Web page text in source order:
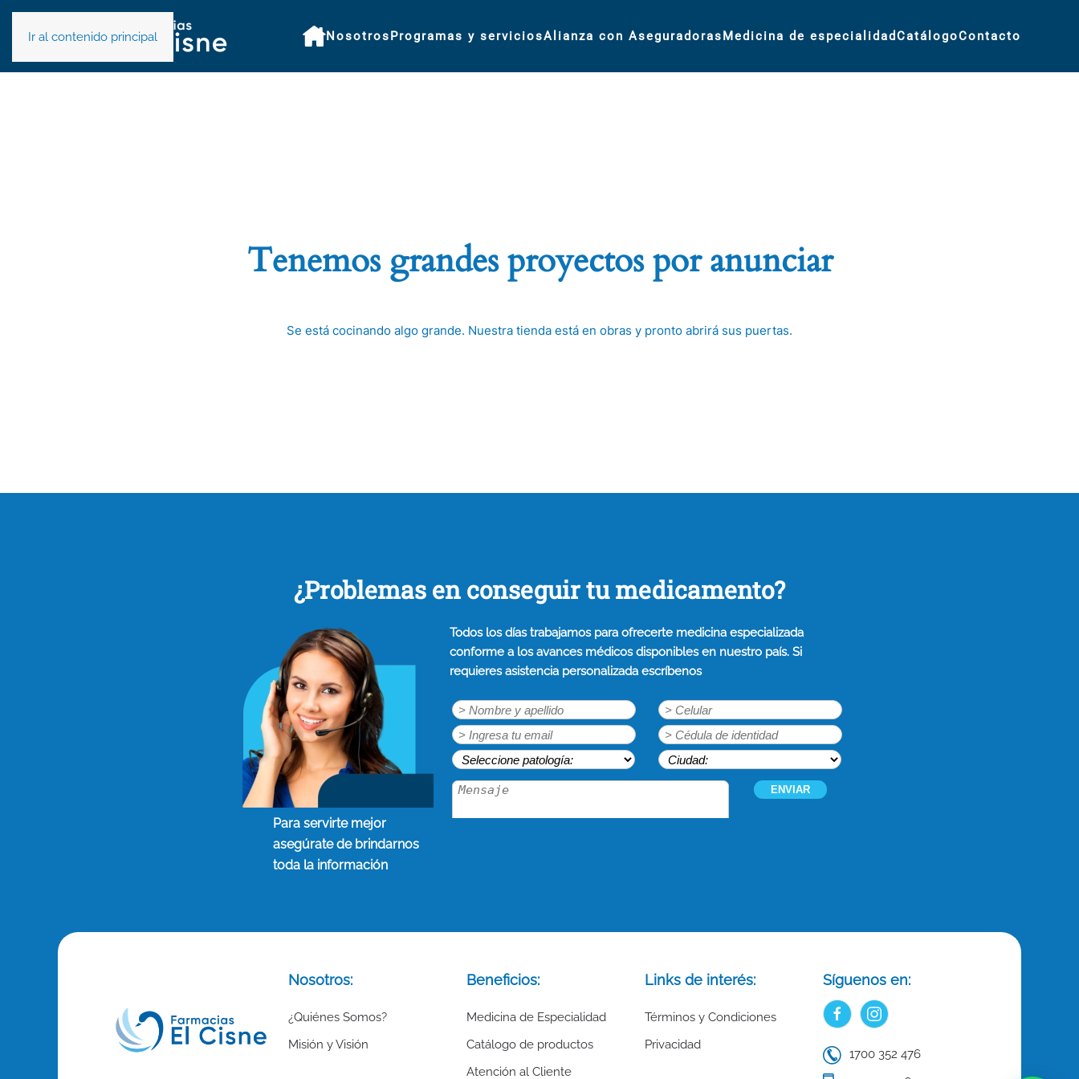
Ir al contenido principal NosotrosProgramas y serviciosAlianza con AseguradorasMedicina de especialidad CatálogoContacto
Tenemos grandes proyectos por anunciar
Se está cocinando algo grande. Nuestra tienda está en obras y pronto abrirá sus puertas.
¿Problemas en conseguir tu medicamento?
Para servirte mejor
asegúrate de brindarnos
toda la información
Todos los días trabajamos para ofrecerte medicina especializada
conforme a los avances médicos disponibles en nuestro país. Si
requieres asistencia personalizada escríbenos
Nosotros:
¿Quiénes Somos?
Misión y Visión
Beneficios:
Medicina de Especialidad
Catálogo de productos
Atención al Cliente
Links de interés:
Términos y Condiciones
Privacidad
Síguenos en:
1700 352 476